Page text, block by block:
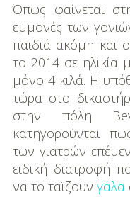
Όπως φαίνεται
εμμονές των
παιδιά ακόμη και
το 2014 σε ηλικία
μόνο 4 κιλά. Η
τώρα στο
στην πόλη
κατηγορούνται
των γιατρών
ειδική διατροφή
να το ταϊζουν γάλα